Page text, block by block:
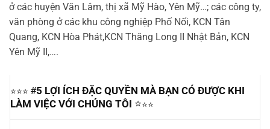
ở các huyện Văn Lâm, thị xã Mỹ Hào, Yên Mỹ…; các công ty,
văn phòng ở các khu công nghiệp Phố Nối, KCN Tân
Quang, KCN Hòa Phát,KCN Thăng Long II Nhật Bản, KCN
Yên Mỹ II,….
⭐⭐⭐ #5 LỢI ÍCH ĐẶC QUYỀN MÀ BẠN CÓ ĐƯỢC KHI
LÀM VIỆC VỚI CHÚNG TÔI ⭐⭐⭐